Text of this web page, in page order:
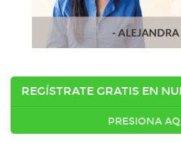
REGÍSTRATE GRATIS EN
PRESIONA